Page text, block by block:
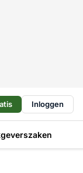
Inloggen